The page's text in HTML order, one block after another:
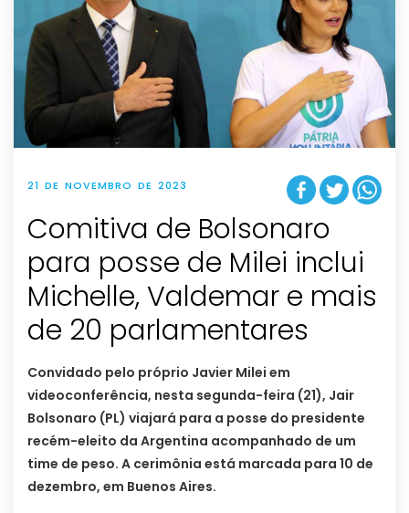
21 DE NOVEMBRO DE 2023
Comitiva de Bolsonaro
para posse de Milei inclui
Michelle, Valdemar e mais
de 20 parlamentares
Convidado pelo próprio Javier Milei em
videoconferência, nesta segunda-feira (21), Jair
Bolsonaro (PL) viajará para a posse do presidente
recém-eleito da Argentina acompanhado de um
time de peso. A cerimônia está marcada para 10 de
dezembro, em Buenos Aires.